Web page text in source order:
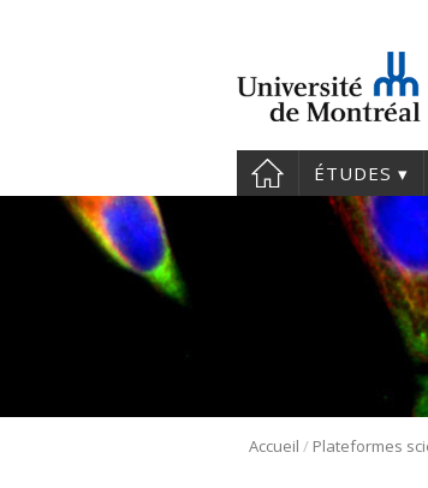
ÉTUDES
Accueil /